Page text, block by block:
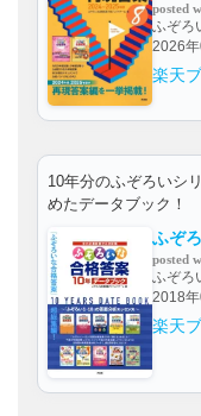
posted
ふぞろ
2026
楽天
10年分のふぞろいシ
めたデータブック！
ふぞ
posted
ふぞろ
2018
楽天